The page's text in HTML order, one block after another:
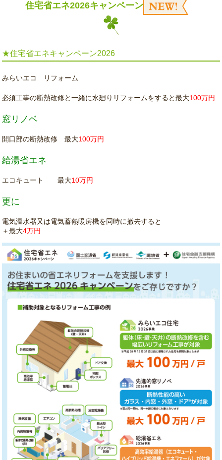
住宅省エネ2026キャンペーン
★住宅省エネキャンペーン2026
みらいエコ リフォーム
必須工事の断熱改修と一緒に水廻りリフォームをすると最大100万円
窓リノベ
開口部の断熱改修 最大100万円
給湯省エネ
エコキュート 最大10万円
更に
電気温水器又は電気蓄熱暖房機を同時に撤去すると
＋最大4万円